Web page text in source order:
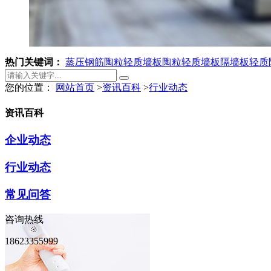
热门关键词： 蒸压钢筋陶粒轻质墙板 陶粒轻质墙板 隔墙板轻质
您的位置： 网站首页 >资讯百科 >行业动态
资讯百科
企业动态
行业动态
常见问答
咨询热线
18623355999